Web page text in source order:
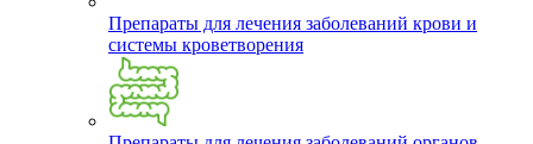
Препараты для лечения заболеваний крови и
системы кроветворения